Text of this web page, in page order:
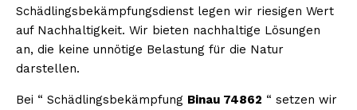
Schädlingsbekämpfungsdienst legen wir riesigen Wert
auf Nachhaltigkeit. Wir bieten nachhaltige Lösungen
an, die keine unnötige Belastung für die Natur
darstellen.
Bei “ Schädlingsbekämpfung Binau 74862 “ setzen wir